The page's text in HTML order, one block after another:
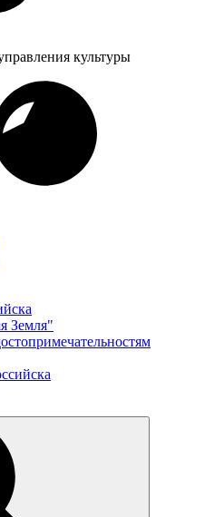
культуры
Земля"